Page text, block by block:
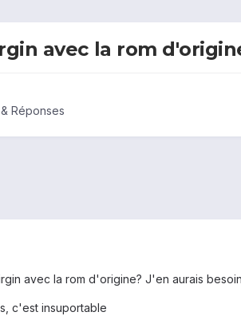
avec la rom
Réponses
avec la rom d'origine? J'en aurais
c'est insuportable